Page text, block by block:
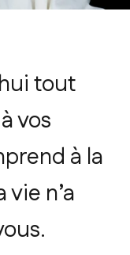
tout
vos
à la
n’a